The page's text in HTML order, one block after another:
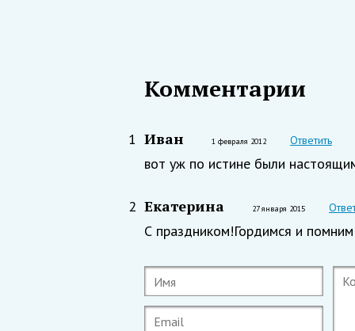
Комментарии
1 Иван 1 февраля 2012 Ответить
вот уж по истине были
2 Екатерина 27 января 2015
С праздником!Гордимся и